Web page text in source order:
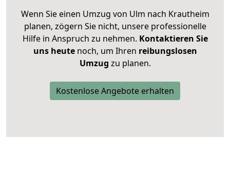
Wenn Sie einen Umzug von Ulm nach Krautheim
planen, zögern Sie nicht, unsere professionelle
Hilfe in Anspruch zu nehmen. Kontaktieren Sie
uns heutenoch, um Ihren reibungslosen
Umzug zu planen.
Kostenlose Angebote erhalten